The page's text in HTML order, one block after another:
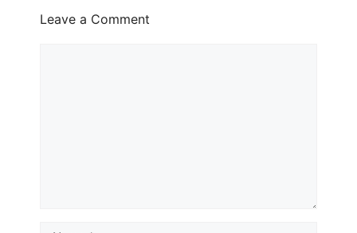
Leave a Comment
Name